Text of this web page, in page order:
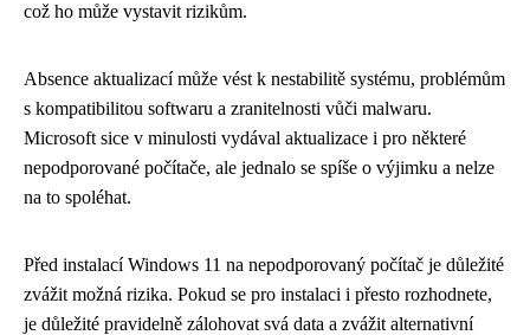
což ho může vystavit rizikům.
Absence aktualizací může vést k nestabilitě systému, problémům
s kompatibilitou softwaru a zranitelnosti vůči malwaru.
Microsoft sice v minulosti vydával aktualizace i pro některé
nepodporované počítače, ale jednalo se spíše o výjimku a nelze
na to spoléhat.
Před instalací Windows 11 na nepodporovaný počítač je důležité
zvážit možná rizika. Pokud se pro instalaci i přesto rozhodnete,
je důležité pravidelně zálohovat svá data a zvážit alternativní